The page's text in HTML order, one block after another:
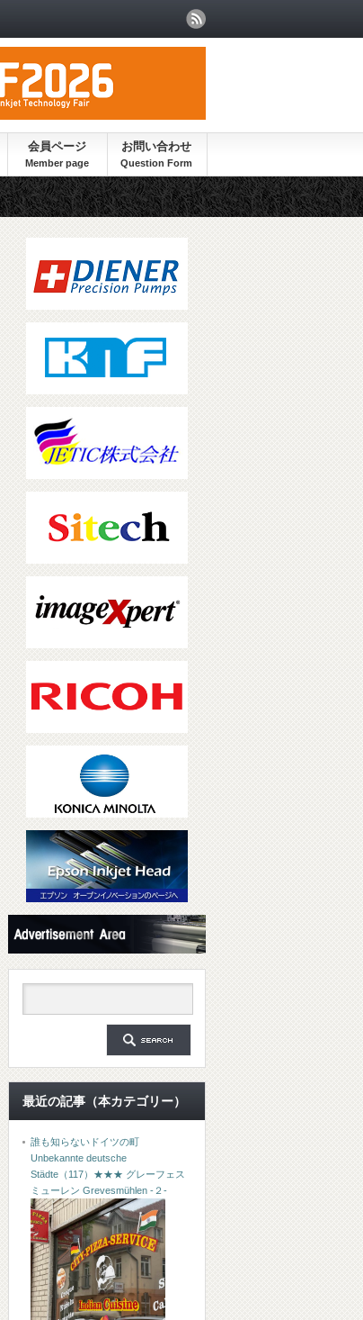
会員ページ お問い合わせ
最近の記事（本カテゴリー）
誰も知らないドイツの町
Unbekannte deutsche
Städte（117）★★★ グレーフェス
ミューレン Grevesmühlen -２-